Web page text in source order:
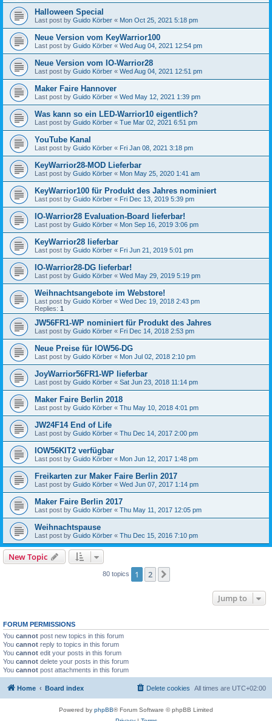
Halloween Special
Last post by Guido Körber « Mon Oct 25, 2021 5:18 pm
Neue Version vom KeyWarrior100
Last post by Guido Körber « Wed Aug 04, 2021 12:54 pm
Neue Version vom IO-Warrior28
Last post by Guido Körber « Wed Aug 04, 2021 12:51 pm
Maker Faire Hannover
Last post by Guido Körber « Wed May 12, 2021 1:39 pm
Was kann so ein LED-Warrior10 eigentlich?
Last post by Guido Körber « Tue Mar 02, 2021 6:51 pm
YouTube Kanal
Last post by Guido Körber « Fri Jan 08, 2021 3:18 pm
KeyWarrior28-MOD Lieferbar
Last post by Guido Körber « Mon May 25, 2020 1:41 am
KeyWarrior100 für Produkt des Jahres nominiert
Last post by Guido Körber « Fri Dec 13, 2019 5:39 pm
IO-Warrior28 Evaluation-Board lieferbar!
Last post by Guido Körber « Mon Sep 16, 2019 3:06 pm
KeyWarrior28 lieferbar
Last post by Guido Körber « Fri Jun 21, 2019 5:01 pm
IO-Warrior28-DG lieferbar!
Last post by Guido Körber « Wed May 29, 2019 5:19 pm
Weihnachtsangebote im Webstore!
Last post by Guido Körber « Wed Dec 19, 2018 2:43 pm
Replies: 1
JW56FR1-WP nominiert für Produkt des Jahres
Last post by Guido Körber « Fri Dec 14, 2018 2:53 pm
Neue Preise für IOW56-DG
Last post by Guido Körber « Mon Jul 02, 2018 2:10 pm
JoyWarrior56FR1-WP lieferbar
Last post by Guido Körber « Sat Jun 23, 2018 11:14 pm
Maker Faire Berlin 2018
Last post by Guido Körber « Thu May 10, 2018 4:01 pm
JW24F14 End of Life
Last post by Guido Körber « Thu Dec 14, 2017 2:00 pm
IOW56KIT2 verfügbar
Last post by Guido Körber « Mon Jun 12, 2017 1:48 pm
Freikarten zur Maker Faire Berlin 2017
Last post by Guido Körber « Wed Jun 07, 2017 1:14 pm
Maker Faire Berlin 2017
Last post by Guido Körber « Thu May 11, 2017 12:05 pm
Weihnachtspause
Last post by Guido Körber « Thu Dec 15, 2016 7:10 pm
New Topic
80 topics 1 2
Jump to
FORUM PERMISSIONS
You cannot post new topics in this forum
You cannot reply to topics in this forum
You cannot edit your posts in this forum
You cannot delete your posts in this forum
You cannot post attachments in this forum
Home Board index All times are UTC+02:00
Delete cookies
Powered by phpBB® Forum Software © phpBB Limited